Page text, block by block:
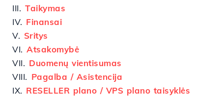
III. Taikymas
IV. Finansai
V. Sritys
VI.Atsakomybė
VII. Duomenų vientisumas
VIII. Pagalba / Asistencija
IX. RESELLER plano / VPS plano taisyklės